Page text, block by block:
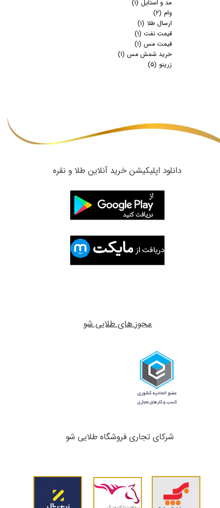
مد و استایل (۱)
وام (۲)
ارسال طلا (۱)
قیمت نفت (۱)
قیمت مس (۱)
خرید شمش مس (۱)
زرینو (۵)
شرکای تجاری ​​​​​​​فروشگاه طلایی شو
​دانلود اپلیکیشن خرید آنلاین طلا و نقره
مجوز های طلایی شو